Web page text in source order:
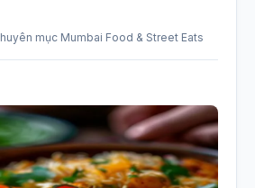
mục Mumbai Food & Street Eats